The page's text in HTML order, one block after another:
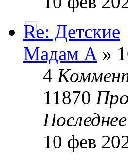
Re: Детские
Мадам А »
4
11870
10 фев